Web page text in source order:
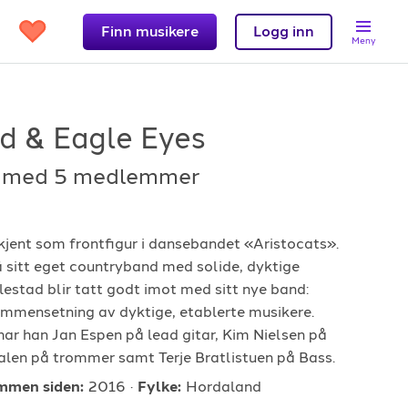
Finn musikere Logg inn Meny
Support
Kontakt oss
Hjelpesenter
& Eagle Eyes
med 5 medlemmer
som frontfigur i dansebandet «Aristocats».
sitt eget countryband med solide, dyktige
blir tatt godt imot med sitt nye band:
av dyktige, etablerte musikere.
han Jan Espen på lead gitar, Kim Nielsen på
på trommer samt Terje Bratlistuen på Bass.
siden: 2016 Fylke: Hordaland